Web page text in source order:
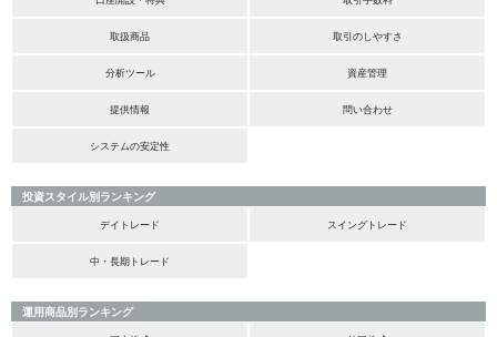
取扱商品 取引のしやすさ
分析ツール 資産管理
提供情報 問い合わせ
システムの安定性
投資スタイル別ランキング
デイトレード
スイングトレード
中・長期トレード
運用商品別ランキング